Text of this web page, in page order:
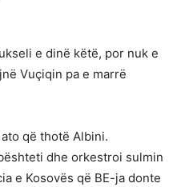
e dinë këtë, por nuk e
Vuçiqin pa e marrë
që thotë Albini.
dhe orkestroi sulmin
e Kosovës që BE-ja donte